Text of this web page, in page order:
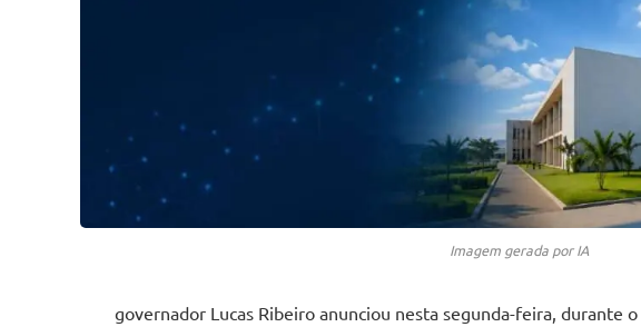
Imagem gerada por IA
governador Lucas Ribeiro anunciou nesta segunda-feira, durante